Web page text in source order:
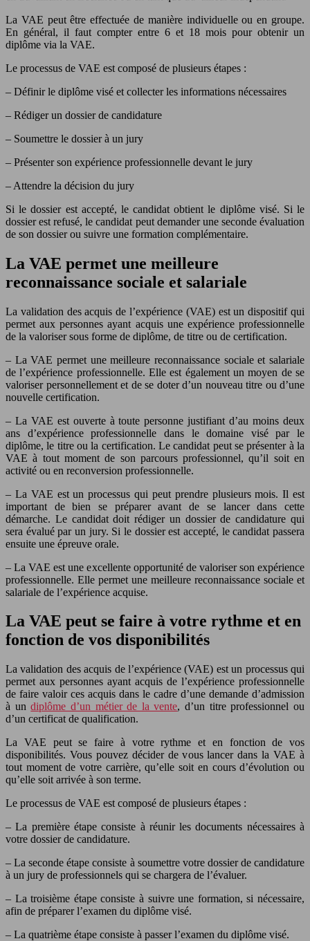
La VAE peut être effectuée de manière individuelle ou en groupe.
En général, il faut compter entre 6 et 18 mois pour obtenir un
diplôme via la VAE.
Le processus de VAE est composé de plusieurs étapes :
– Définir le diplôme visé et collecter les informations nécessaires
– Rédiger un dossier de candidature
– Soumettre le dossier à un jury
– Présenter son expérience professionnelle devant le jury
– Attendre la décision du jury
Si le dossier est accepté, le candidat obtient le diplôme visé. Si le
dossier est refusé, le candidat peut demander une seconde évaluation
de son dossier ou suivre une formation complémentaire.
La VAE permet une meilleure
reconnaissance sociale et salariale
La validation des acquis de l’expérience (VAE) est un dispositif qui
permet aux personnes ayant acquis une expérience professionnelle
de la valoriser sous forme de diplôme, de titre ou de certification.
– La VAE permet une meilleure reconnaissance sociale et salariale
de l’expérience professionnelle. Elle est également un moyen de se
valoriser personnellement et de se doter d’un nouveau titre ou d’une
nouvelle certification.
– La VAE est ouverte à toute personne justifiant d’au moins deux
ans d’expérience professionnelle dans le domaine visé par le
diplôme, le titre ou la certification. Le candidat peut se présenter à la
VAE à tout moment de son parcours professionnel, qu’il soit en
activité ou en reconversion professionnelle.
– La VAE est un processus qui peut prendre plusieurs mois. Il est
important de bien se préparer avant de se lancer dans cette
démarche. Le candidat doit rédiger un dossier de candidature qui
sera évalué par un jury. Si le dossier est accepté, le candidat passera
ensuite une épreuve orale.
– La VAE est une excellente opportunité de valoriser son expérience
professionnelle. Elle permet une meilleure reconnaissance sociale et
salariale de l’expérience acquise.
La VAE peut se faire à votre rythme et en
fonction de vos disponibilités
La validation des acquis de l’expérience (VAE) est un processus qui
permet aux personnes ayant acquis de l’expérience professionnelle
de faire valoir ces acquis dans le cadre d’une demande d’admission
à undiplôme d’un métier de la vente, d’un titre professionnel ou
d’un certificat de qualification.
La VAE peut se faire à votre rythme et en fonction de vos
disponibilités. Vous pouvez décider de vous lancer dans la VAE à
tout moment de votre carrière, qu’elle soit en cours d’évolution ou
qu’elle soit arrivée à son terme.
Le processus de VAE est composé de plusieurs étapes :
– La première étape consiste à réunir les documents nécessaires à
votre dossier de candidature.
– La seconde étape consiste à soumettre votre dossier de candidature
à un jury de professionnels qui se chargera de l’évaluer.
– La troisième étape consiste à suivre une formation, si nécessaire,
afin de préparer l’examen du diplôme visé.
– La quatrième étape consiste à passer l’examen du diplôme visé.